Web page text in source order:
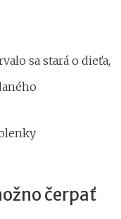
sa stará o dieťa,
čerpať